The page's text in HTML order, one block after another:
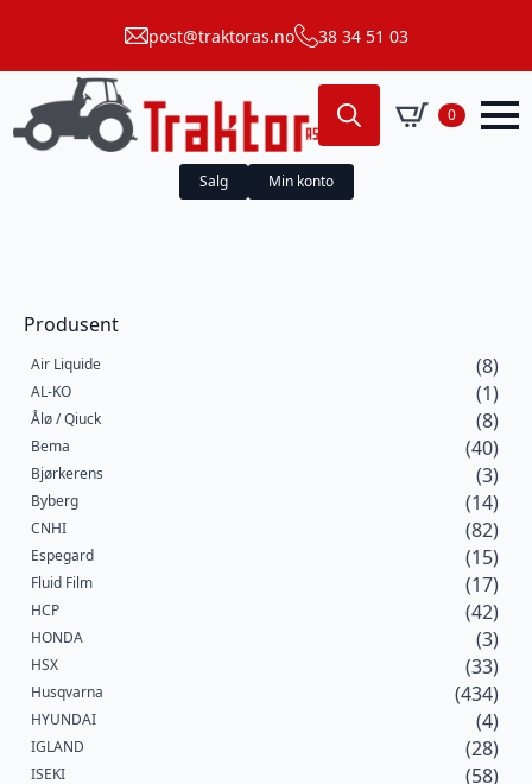
post@traktoras.no 38 34 51 03
Search
for:
0
Salg Min konto
Produsent
Air Liquide (8)
AL-KO (1)
Ålø / Qiuck (8)
Bema (40)
Bjørkerens (3)
Byberg (14)
CNHI (82)
Espegard (15)
Fluid Film (17)
HCP (42)
HONDA (3)
HSX (33)
Husqvarna (434)
HYUNDAI (4)
IGLAND (28)
ISEKI (58)